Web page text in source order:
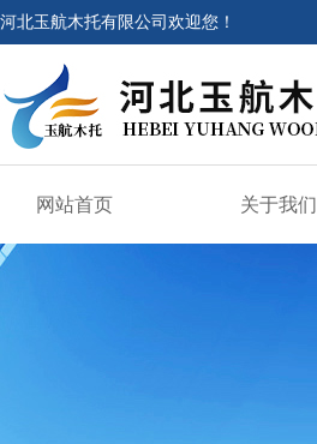
河北玉航木托有限公司欢迎您！
网站首页 关于我们